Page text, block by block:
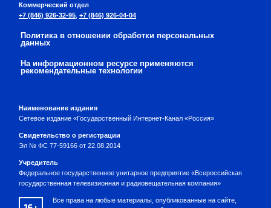
Коммерческий отдел
+7 (846) 926-32-95 +7 (846) 926-04-04
Политика в отношении обработки персональных
данных
На информационном ресурсе применяются
рекомендательные технологии
Наименование издания
Сетевое издание «Государственный Интернет-Канал «Россия»
Свидетельство о регистрации
Эл № ФС 77-59166 от 22.08.2014
Учредитель
Федеральное государственное унитарное предприятие «Всероссийская
государственная телевизионная и радиовещательная компания»
Все права на любые материалы, опубликованные на сайте,